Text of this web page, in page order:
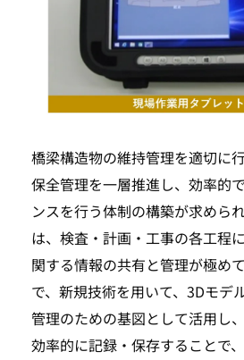
橋梁構造物の維持管理を適切に
保全管理を一層推進し、効率的
ンスを行う体制の構築が求めら
は、検査・計画・工事の各工程
関する情報の共有と管理が極め
で、新規技術を用いて、3Dモデ
管理のための基図として活用し
効率的に記録・保存することで